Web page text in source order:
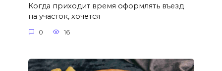
Когда приходит время оформлять въезд
на участок, хочется
0 16